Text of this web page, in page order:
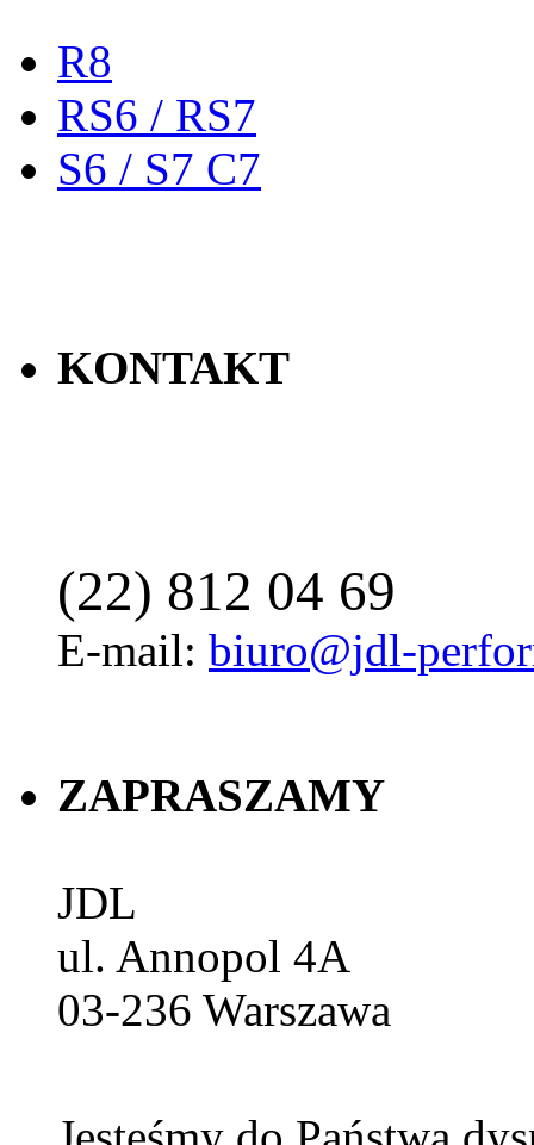
R8
RS6 / RS7
S6 / S7 C7
KONTAKT
(22) 812 04 69
E-mail: biuro@jdl-
ZAPRASZAMY
JDL
ul. Annopol 4A
03-236 Warszawa